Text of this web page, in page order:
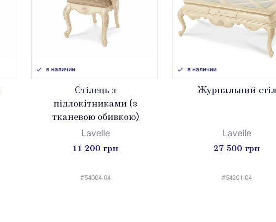
в наличии
Стілець з
підлокітниками (з
тканевою обивкою)
Lavelle
11 200 грн
#54004-04
в наличии
Журнальний стіл
Lavelle
27 500 грн
#54201-04